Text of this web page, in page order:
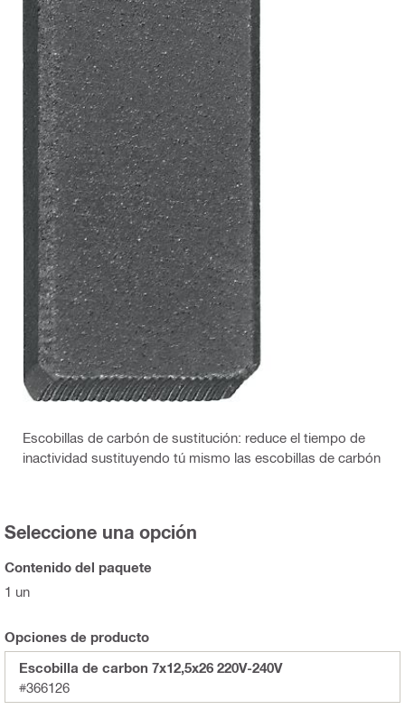
Escobillas de carbón de sustitución: reduce el tiempo de
inactividad sustituyendo tú mismo las escobillas de carbón
Seleccione una opción
Contenido del paquete
1 un
Opciones de producto
Escobilla de carbon 7x12,5x26 220V-240V
#366126